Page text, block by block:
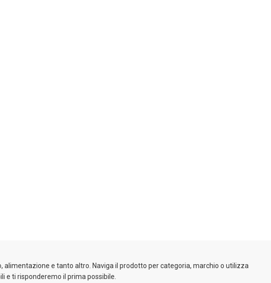
e tanto altro. Naviga il prodotto per categoria, marchio o utilizza
e ti risponderemo il prima possibile.